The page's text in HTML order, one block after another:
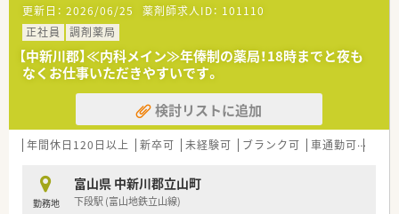
★安心して働ける環境と福利厚生制度
年間休日が「126日相当時間」と業界トップクラスのさくら薬局
では産休・育休の希望取得率も100％！長く働き続けるための環
境づくりを考え、ライフステージに応じた福利厚生をご用意して
います。
また、患者さまへの想いをカタチにする「リトルチャレンジ制
度」では「現場主義」を念頭に、
地域・店舗ごとに異なる患者さまのニーズやスタッフの思いを実
現する取り組みも行っています。
ップをご用意しております。
こうした働きやすい環境づくりに力を入れている『さくら薬局グ
更新日： 2026/06/25 薬剤師求人ID： 101110
正社員
調剤薬局
【中新川郡】≪内科メイン≫年俸制の薬局！18時までと夜も
なくお仕事いただきやすいです。
検討リストに追加
年間休日120日以上 新卒可 未経験可 ブランク可 車通勤可
勤務地
富山県 中新川郡立山町
下段駅 (富山地鉄立山線)